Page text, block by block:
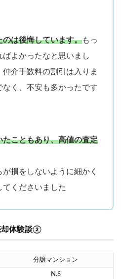
は後悔しています。もっ
よかったなと思いまし
介手数料の割引は入りま
なく、不安も多かったです
こともあり、高値の査定
損をしないように細かく
くださいました
却体験談②
分譲マンション
N.S